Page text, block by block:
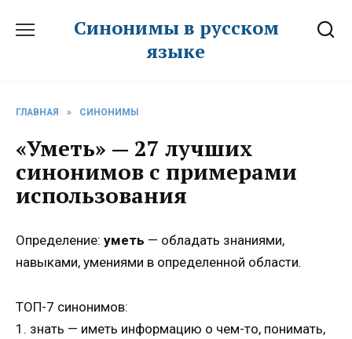
Синонимы в русском
языке
ГЛАВНАЯ » СИНОНИМЫ
«Уметь» — 27 лучших
синонимов с примерами
использования
Определение: уметь — обладать знаниями,
навыками, умениями в определенной области.
ТОП-7 синонимов:
1. знать — иметь информацию о чем-то, понимать,